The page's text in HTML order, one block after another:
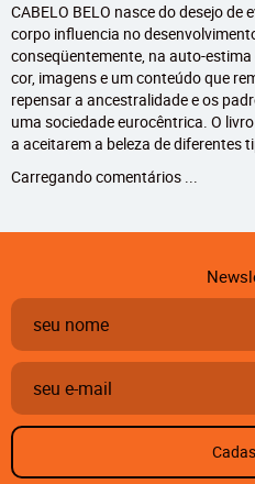
CABELO BELO nasce do desejo
corpo influencia no
conseqüentemente, na auto-
cor, imagens e um conteúdo que
repensar a ancestralidade e os
uma sociedade eurocêntrica. O
a aceitarem a beleza de diferentes
Carregando comentários ...